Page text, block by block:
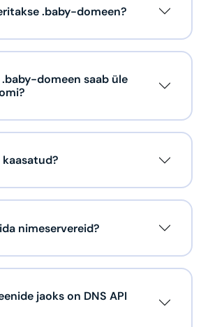
.baby-domeen?
.baby-domeen saab üle
kaasatud?
nimeservereid?
jaoks on DNS API